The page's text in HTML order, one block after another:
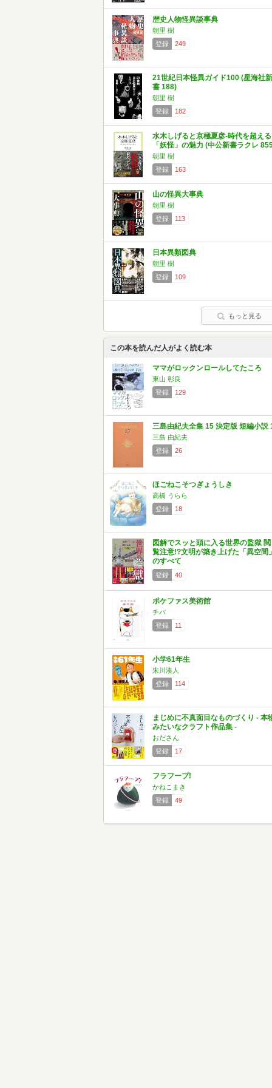
歴史人物怪異談事典
朝里 樹
登録
249
21世紀日本怪異ガイド100 (星海社新
書 188)
朝里 樹
登録
182
水木しげると京極夏彦-時代を超える
「妖怪」の魅力 (中公新書ラクレ
朝里 樹
登録
163
山の怪異大事典
朝里 樹
登録
113
日本異類図典
朝里 樹
登録
109
もっと見る
この本を読んだ人がよく読む本
ママがロックンロールしてたころ
東山 彰良
登録
129
三島由紀夫全集 15 決定版 短編小説
三島 由紀夫
登録
26
ほごねこそつぎょうしき
高橋 うらら
登録
18
図解でスッと頭に入る世界の監獄 閲
覧注意!?文明が築き上げた「異空間
のすべて
登録 40
ポケファス美術館
チバ
登録
11
小学61年生
朱川湊人
登録
114
まじめに不真面目なものづくり - 本
みたいなクラフト作品集 -
おださん
登録
17
フラフープ!
かねこまき
登録
49